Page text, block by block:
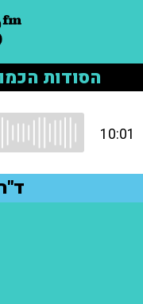
הסודות
10:01